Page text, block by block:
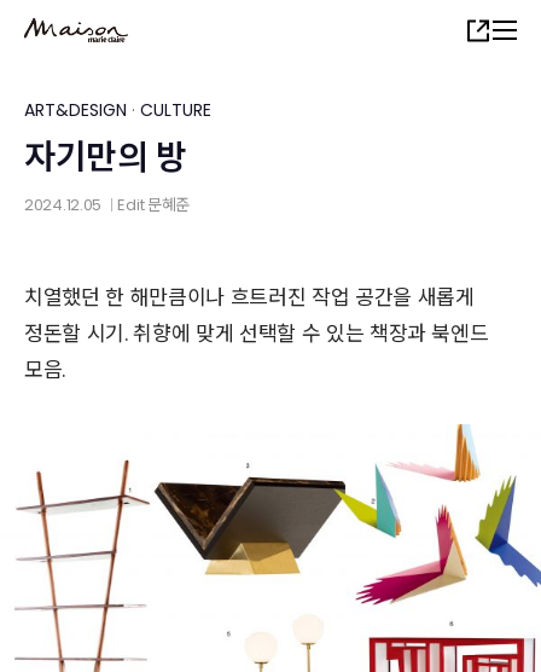
content
Share
ART&DESIGN · CULTURE
자기만의 방
2024.12.05 Edit문혜준
치열했던 한 해만큼이나 흐트러진 작업 공간을 새롭게
정돈할 시기. 취향에 맞게 선택할 수 있는 책장과 북엔드
모음.